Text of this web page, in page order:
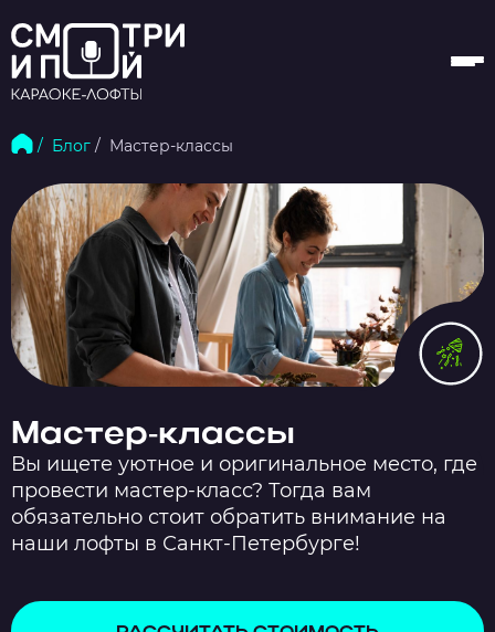
/ Блог / Мастер-классы
Мастер-классы
Вы ищете уютное и оригинальное место, где
провести мастер-класс? Тогда вам
обязательно стоит обратить внимание на
наши лофты в Санкт-Петербурге!